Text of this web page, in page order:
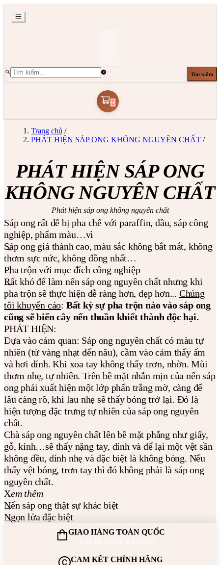
Tìm kiếm
0
Trang chủ /
PHÁT HIỆN SÁP ONG KHÔNG NGUYÊN CHẤT /
PHÁT HIỆN SÁP ONG
KHÔNG NGUYÊN CHẤT
Phát hiện sáp ong không nguyên chất
Sáp ong rất dễ bị pha chế với paraffin, dầu, sáp công
nghiệp, phẩm màu…vì
Sáp ong giá thành cao, màu sắc không bắt mắt, không
thơm sực nức, không đồng nhất…
Pha trộn với mục đích công nghiệp
Rất khó để làm nến sáp ong nguyên chất nhưng khi
pha trộn sẽ thực hiện dễ ràng hơn, đẹp hơn... Chúng
tôi khuyến cáo: Bất kỳ sự pha trộn nào vào sáp ong
cũng sẽ biến cây nến thuần khiết thành độc hại.
PHÁT HIỆN:
Dựa vào cảm quan: Sáp ong nguyên chất có màu tự
nhiên (từ vàng nhạt đến nâu), cầm vào cảm thấy ấm
và hơi dính. Khi xoa tay không thấy trơn, nhờn. Mùi
thơm nhẹ, tự nhiên. Trên bề mặt nhẵn mịn của nến sáp
ong phải xuất hiện một lớp phấn trắng mờ, càng để
lâu càng rõ, khi lau nhẹ sẽ thấy bóng trở lại. Đó là
hiện tượng đặc trưng tự nhiên của sáp ong nguyên
chất.
Chà sáp ong nguyên chất lên bề mặt phẳng như giấy,
gỗ, kính…sẽ thấy nặng tay, dính và để lại một vệt sần
không đều, dính nhẹ và đặc biệt là không bóng. Nếu
thấy vệt bóng, trơn tay thì đó không phải là sáp ong
nguyên chất.
Xem thêm
Nến sáp ong thật sự khác biệt
Ngọn lửa đặc biệt
GIAO HÀNG TOÀN QUỐC
CAM KẾT CHÍNH HÃNG